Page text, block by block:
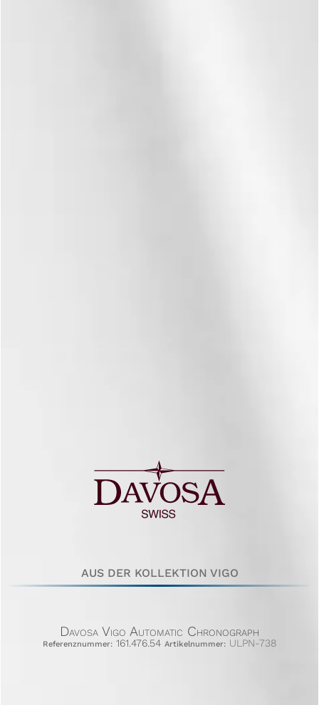
AUS DER KOLLEKTION VIGO
Davosa Vigo Automatic Chronograph
Referenznummer: 161.476.54 Artikelnummer:ULPN-738